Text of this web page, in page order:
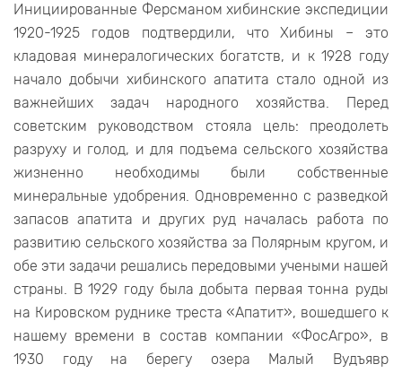
Инициированные Ферсманом хибинские экспедиции
1920-1925 годов подтвердили, что Хибины – это
кладовая минералогических богатств, и к 1928 году
начало добычи хибинского апатита стало одной из
важнейших задач народного хозяйства. Перед
советским руководством стояла цель: преодолеть
разруху и голод, и для подъема сельского хозяйства
жизненно необходимы были собственные
минеральные удобрения. Одновременно с разведкой
запасов апатита и других руд началась работа по
развитию сельского хозяйства за Полярным кругом, и
обе эти задачи решались передовыми учеными нашей
страны. В 1929 году была добыта первая тонна руды
на Кировском руднике треста «Апатит», вошедшего к
нашему времени в состав компании «ФосАгро», в
1930 году на берегу озера Малый Вудъявр